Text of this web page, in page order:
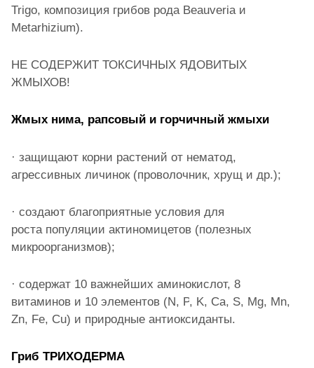
Trigo, композиция грибов рода Beauveria и
Metarhizium).
НЕ СОДЕРЖИТ ТОКСИЧНЫХ ЯДОВИТЫХ
ЖМЫХОВ!
Жмых нима, рапсовый и горчичный жмыхи
· защищают корни растений от нематод,
агрессивных личинок (проволочник, хрущ и др.);
· создают благоприятные условия для
роста популяции актиномицетов (полезных
микроорганизмов);
· содержат 10 важнейших аминокислот, 8
витаминов и 10 элементов (N, P, K, Ca, S, Mg, Mn,
Zn, Fe, Cu) и природные антиоксиданты.
Гриб ТРИХОДЕРМА